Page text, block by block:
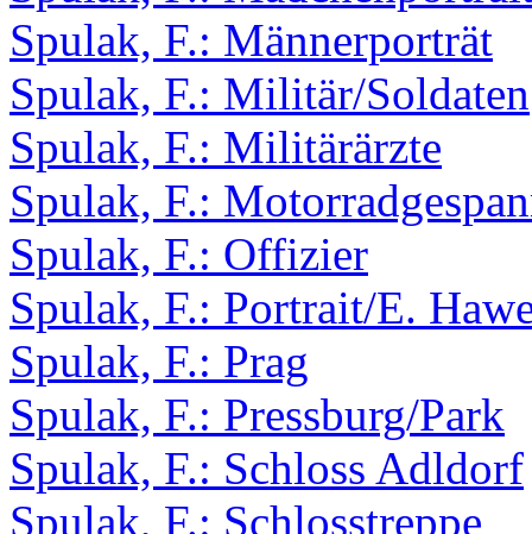
Spulak, F.: Männerporträt
Spulak, F.: Militär/Soldaten
Spulak, F.: Militärärzte
Spulak, F.:
Spulak, F.: Offizier
Spulak, F.: Portrait/E.
Spulak, F.: Prag
Spulak, F.: Pressburg/Park
Spulak, F.: Schloss Adldorf
Spulak, F.: Schlosstreppe